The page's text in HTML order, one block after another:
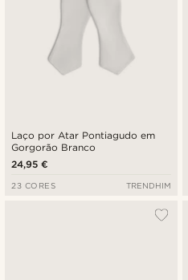
Laço por Atar Pontiagudo em
Gorgorão Branco
24,95 €
23 CORES TRENDHIM